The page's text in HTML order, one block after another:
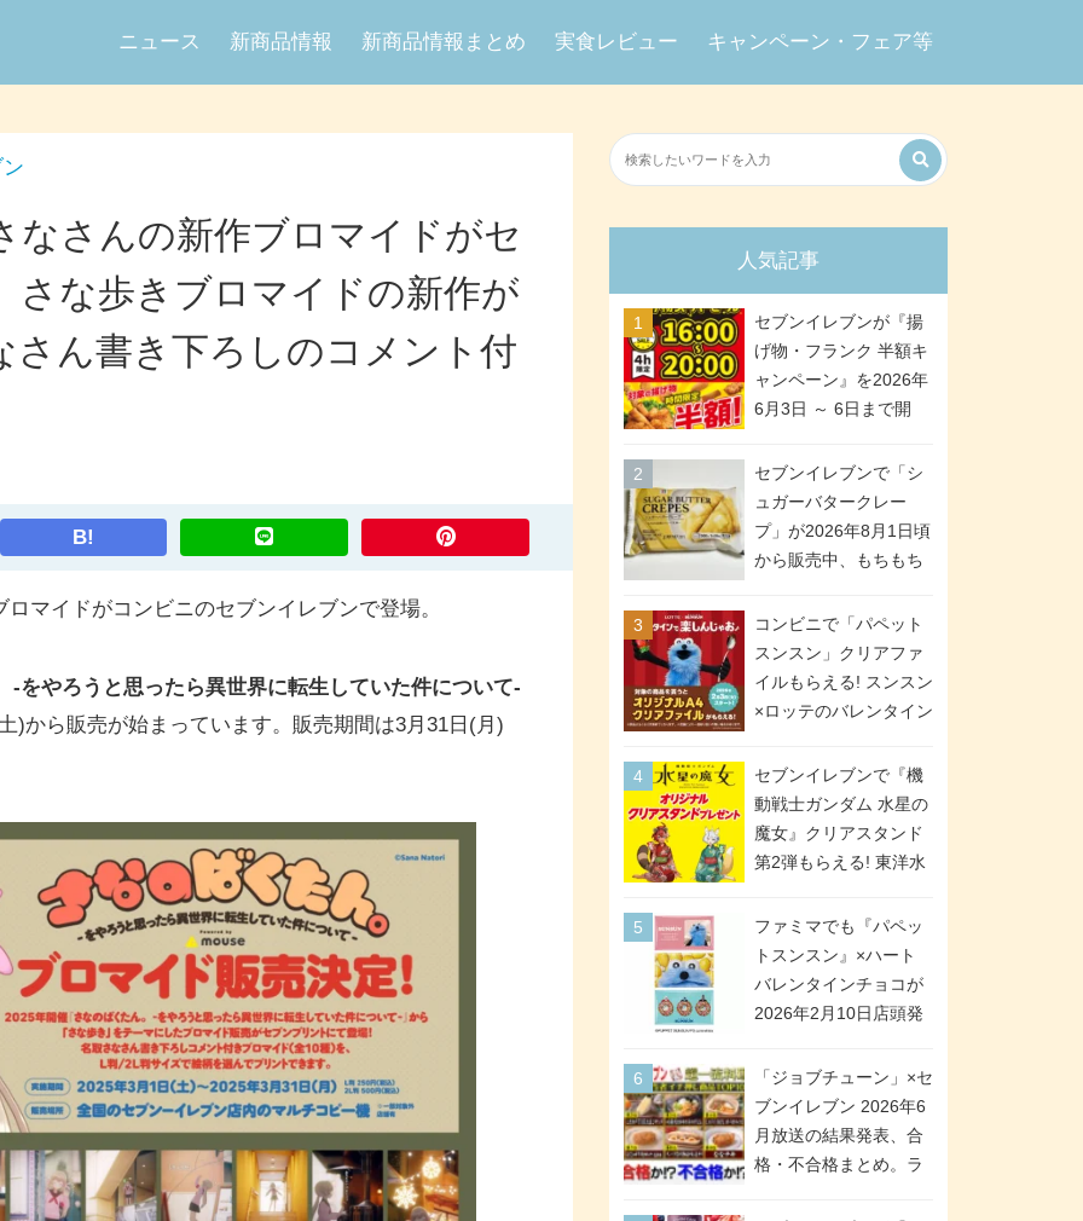
ニュース 新商品情報 新商品情報まとめ 実食レビュー キャンペーン・フェア等
なさんの新作ブロマイドがセ
さな歩きブロマイドの新作が
さん書き下ろしのコメント付
B!
マイドがコンビニのセブンイレブンで登場。
-をやろうと思ったら異世界に転生していた件について-
)から販売が始まっています。販売期間は3月31日(月)
人気記事
セブンイレブンが『揚
げ物・フランク 半額キ
ャンペーン』を2026年
6月3日 ～ 6日まで開
などが「揚げ物スーパ
ーセール」でお得に! 各
日16:00 ～ 20:00の4時
間限定で実施。ななチ
メリカンドッグが税抜
セブンイレブンで「シ
ュガーバタークレー
プ」が2026年8月1日頃
から販売中、もちもち
シュガー＆バターをレ
ンジアップで手軽に楽
しめる冷凍食品。2個入
り
コンビニで「パペット
スンスン」クリアファ
イルもらえる! スンスン
×ロッテのバレンタイン
スタート。セブン、フ
ァミマ、ローソンの3社
で異なるデザイン＆対
象商品
セブンイレブンで『機
動戦士ガンダム 水星の
魔女』クリアスタンド
第2弾もらえる! 東洋水
ペーンが2026年5月26
日スタート。浴衣＆た
ぬき・キツネ姿のスレ
ッタ / ミオリネ / グエ
号・5号) / シャディク
が全6種のクリアスタン
ドになって登場!
ファミマでも『パペッ
トスンスン』×ハート
バレンタインチョコが
2026年2月10日店頭発
チョコ」「チョコ缶」
「ツインギフト」が登
場
「ジョブチューン」×セ
ブンイレブン 2026年6
月放送の結果発表、合
格・不合格まとめ。ラ